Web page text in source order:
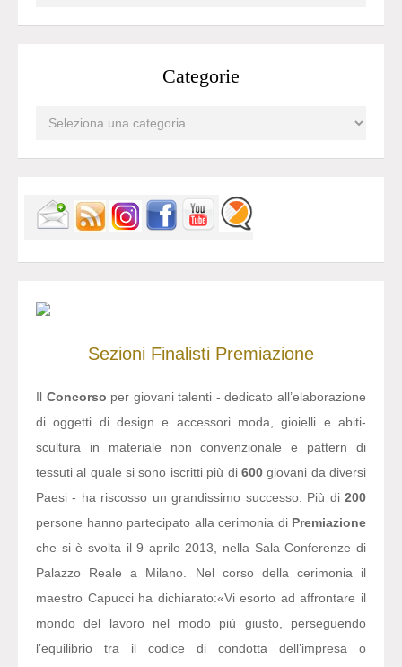
Categorie
Sezioni Finalisti Premiazione
Il Concorso per giovani talenti - dedicato all’elaborazione
di oggetti di design e accessori moda, gioielli e abiti-
scultura in materiale non convenzionale e pattern di
tessuti al quale si sono iscritti più di 600giovani da diversi
Paesi - ha riscosso un grandissimo successo. Più di 200
persone hanno partecipato alla cerimonia di Premiazione
che si è svolta il 9 aprile 2013, nella Sala Conferenze di
Palazzo Reale a Milano. Nel corso della cerimonia il
maestro Capucci ha dichiarato:«Vi esorto ad affrontare il
mondo del lavoro nel modo più giusto, perseguendo
l’equilibrio tra il codice di condotta dell’impresa o